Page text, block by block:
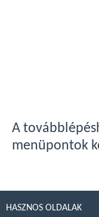
A
menüpontok
HASZNOS OLDALAK